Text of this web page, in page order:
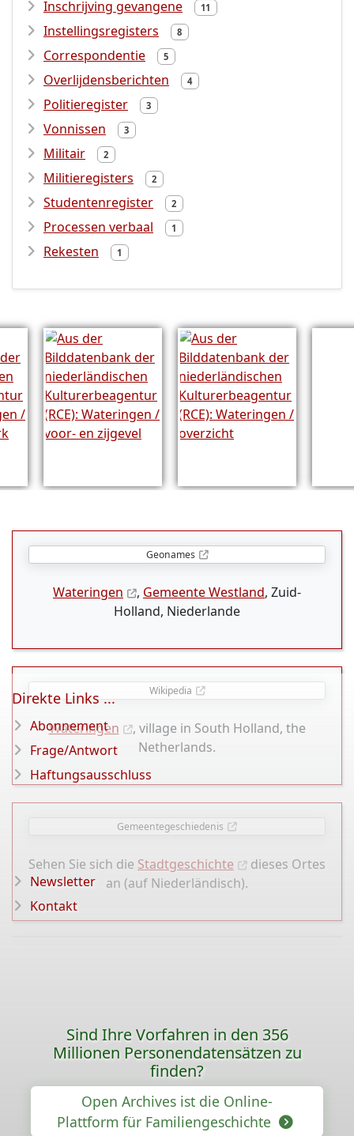
Inschrijving gevangene 11
Instellingsregisters 8
Correspondentie 5
Overlijdensberichten 4
Politieregister 3
Vonnissen 3
Militair 2
Militieregisters 2
Studentenregister 2
Processen verbaal 1
Rekesten 1
Geonames
Wateringen , Gemeente Westland, Zuid-
Holland, Niederlande
Wikipedia
Wateringen
, village in South Holland, the
Netherlands.
Gemeentegeschiedenis
Sehen Sie sich die Stadtgeschichte
dieses Ortes
an (auf Niederländisch).
Direkte Links ...
Abonnement
Frage/Antwort
Haftungsausschluss
Newsletter
Kontakt
Sind Ihre Vorfahren in den 356
Millionen Personendatensätzen zu
finden?
Open Archives ist die Online-
Plattform für Familiengeschichte